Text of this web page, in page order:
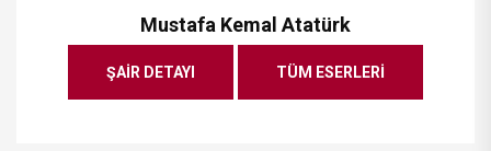
Mustafa Kemal Atatürk
ŞAIR DETAYI TÜM ESERLERI